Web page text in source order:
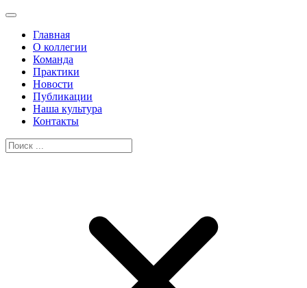
Главная
О коллегии
Команда
Практики
Новости
Публикации
Наша культура
Контакты